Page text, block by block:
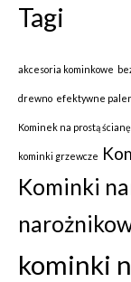
Tagi
akcesoria kominkowe
drewno efektywne
Kominek na prostą ścianę
kominki grzewcze
Kominki
kominki